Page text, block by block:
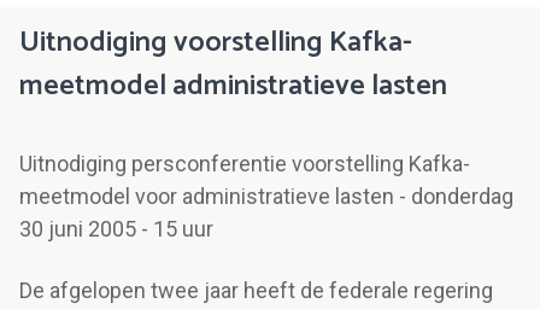
Uitnodiging voorstelling Kafka-
meetmodel administratieve lasten
Uitnodiging persconferentie voorstelling Kafka-
meetmodel voor administratieve lasten - donderdag
30 juni 2005 - 15 uur
De afgelopen twee jaar heeft de federale regering